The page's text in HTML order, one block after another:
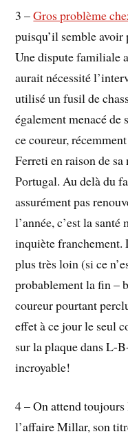
3 –Gros problème
puisqu’il semble
Une dispute familiale
aurait nécessité
utilisé un fusil de
également menacé de
ce coureur,
Ferreti en raison de
Portugal. Au delà du
assurément pas
l’année, c’est la
inquiète franchement.
plus très loin (si ce
probablement la fin –
coureur pourtant
effet à ce jour le seul
sur la plaque dans L-
incroyable!
4 – On attend toujours
l’affaire Millar, son